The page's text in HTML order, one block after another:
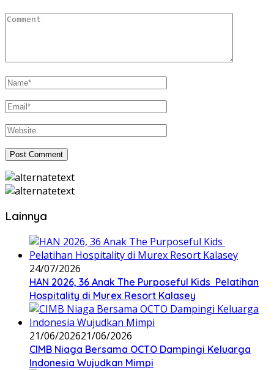
Lainnya
24/07/2026
HAN 2026, 36 Anak The Purposeful Kids Pelatihan
Hospitality di Murex Resort Kalasey
21/06/202621/06/2026
CIMB Niaga Bersama OCTO Dampingi Keluarga
Indonesia Wujudkan Mimpi